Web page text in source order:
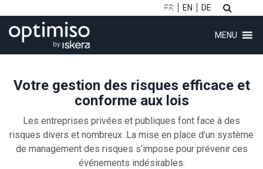
(Logiciel)
(Clients)
FR EN DE
MENU
Votre gestion des risques efficace et
conforme aux lois
Les entreprises privées et publiques font face à des
risques divers et nombreux. La mise en place d’un système
de management des risques s’impose pour prévenir ces
événements indésirables.